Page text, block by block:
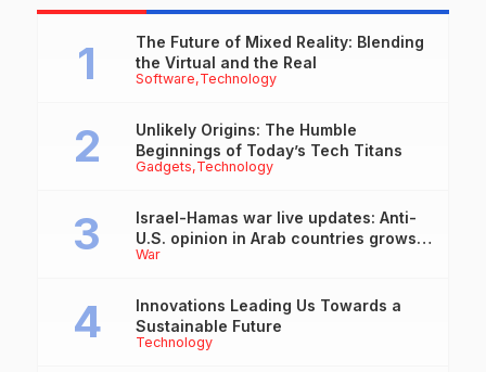
Software Technology
The Future of Mixed Reality: Blending
the Virtual and the Real
Gadgets Technology
Unlikely Origins: The Humble
Beginnings of Today’s Tech Titans
War
Israel-Hamas war live updates: Anti-
U.S. opinion in Arab countries grows
over support for Israel, leaders tell
Technology
Innovations Leading Us Towards a
Sustainable Future